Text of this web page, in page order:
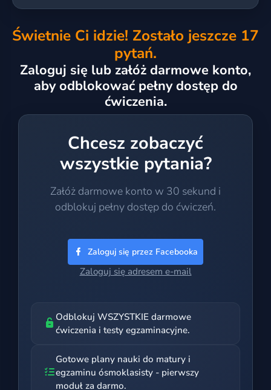
Świetnie Ci idzie! Zostało jeszcze 17
pytań.
Zaloguj się lub załóż darmowe konto,
aby odblokować pełny dostęp do
ćwiczenia.
Chcesz zobaczyć
wszystkie pytania?
Załóż darmowe konto w 30 sekund i
odblokuj pełny dostęp do ćwiczeń.
Zaloguj się przez Facebooka
Zaloguj się adresem e-mail
Odblokuj WSZYSTKIE darmowe
ćwiczenia i testy egzaminacyjne.
Gotowe plany nauki do matury i
egzaminu ósmoklasisty - pierwszy
moduł za darmo.